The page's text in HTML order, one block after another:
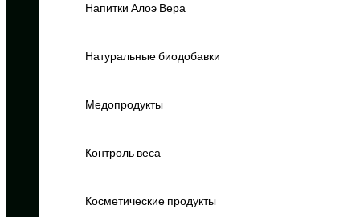
Напитки Алоэ Вера
Натуральные биодобавки
Медопродукты
Контроль веса
Косметические продукты